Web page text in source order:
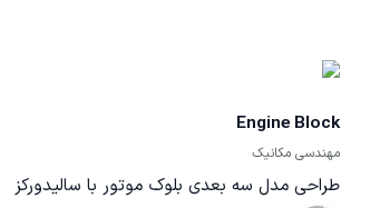
Engine Block
مهندسی مکانیک
طراحی مدل سه بعدی بلوک موتور با سالیدورکز